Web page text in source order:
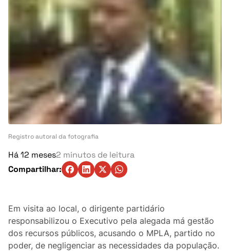
Negócios
Cultura
Religião
Construção
Turismo
Ambiente
Denúncia
Eventos
Indústria
Registro autoral da fotografia
Há 12 meses2 minutos de leitura
Compartilhar:
Em visita ao local, o dirigente partidário
responsabilizou o Executivo pela alegada má gestão
dos recursos públicos, acusando o MPLA, partido no
poder, de negligenciar as necessidades da população.